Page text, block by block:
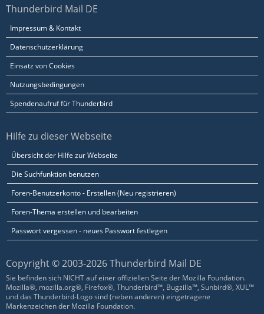
Thunderbird Mail DE
Impressum & Kontakt
Datenschutzerklärung
Einsatz von Cookies
Nutzungsbedingungen
Spendenaufruf für Thunderbird
Hilfe zu dieser Webseite
Übersicht der Hilfe zur Webseite
Die Suchfunktion benutzen
Foren-Benutzerkonto - Erstellen (Neu registrieren)
Foren-Thema erstellen und bearbeiten
Passwort vergessen - neues Passwort festlegen
Copyright © 2003-2026 Thunderbird Mail DE
Sie befinden sich NICHT auf einer offiziellen Seite der Mozilla Foundation.
Mozilla®, mozilla.org®, Firefox®, Thunderbird™, Bugzilla™, Sunbird®, XUL™
und das Thunderbird-Logo sind (neben anderen) eingetragene
Markenzeichen der Mozilla Foundation.